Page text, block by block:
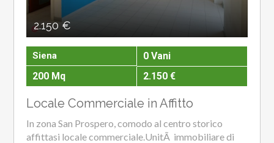
2.150 €
Siena
0 Vani
200 Mq
2.150 €
Locale Commerciale in Affitto
In zona San Prospero, comodo al centro storico
affittasi locale commerciale.UnitÃ immobiliare di